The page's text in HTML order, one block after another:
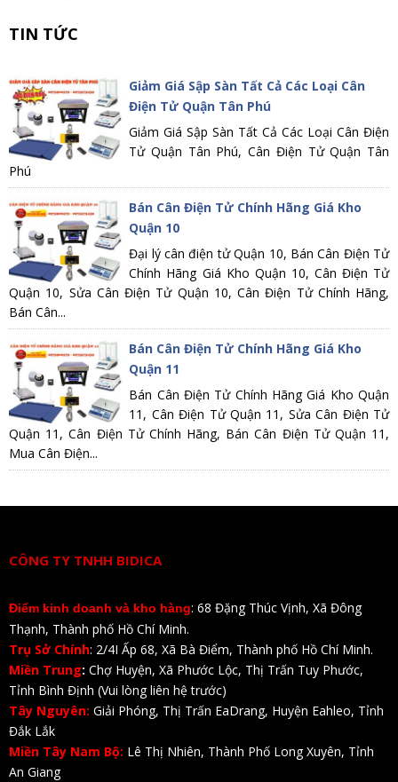
TIN TỨC
Giảm Giá Sập Sàn Tất Cả Các Loại Cân
Điện Tử Quận Tân Phú
Giảm Giá Sập Sàn Tất Cả Các Loại Cân Điện
Tử Quận Tân Phú, Cân Điện Tử Quận Tân
Phú
Bán Cân Điện Tử Chính Hãng Giá Kho
Quận 10
Đại lý cân điện tử Quận 10, Bán Cân Điện Tử
Chính Hãng Giá Kho Quận 10, Cân Điện Tử
Quận 10, Sửa Cân Điện Tử Quận 10, Cân Điện Tử Chính Hãng,
Bán Cân...
Bán Cân Điện Tử Chính Hãng Giá Kho
Quận 11
Bán Cân Điện Tử Chính Hãng Giá Kho Quận
11, Cân Điện Tử Quận 11, Sửa Cân Điện Tử
Quận 11, Cân Điện Tử Chính Hãng, Bán Cân Điện Tử Quận 11,
Mua Cân Điện...
CÔNG TY TNHH BIDICA
Điểm kinh doanh và kho hàng: 68 Đặng Thúc Vịnh, Xã Đông
Thạnh, Thành phố Hồ Chí Minh.
Trụ Sở Chính: 2/4I Ấp 68, Xã Bà Điểm, Thành phố Hồ Chí Minh.
Miền Trung: Chợ Huyện, Xã Phước Lộc, Thị Trấn Tuy Phước,
Tỉnh Bình Định (Vui lòng liên hệ trước)
Tây Nguyên: Giải Phóng, Thị Trấn EaDrang, Huyện Eahleo, Tỉnh
Đắk Lắk
Miền Tây Nam Bộ: Lê Thị Nhiên, Thành Phố Long Xuyên, Tỉnh
An Giang